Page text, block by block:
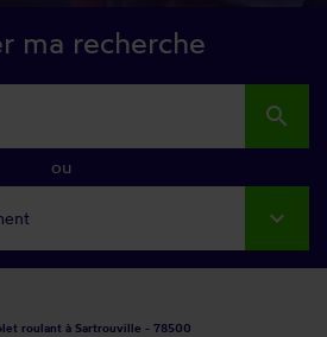
ma recherche
search
ou
roulant à Sartrouville - 78500